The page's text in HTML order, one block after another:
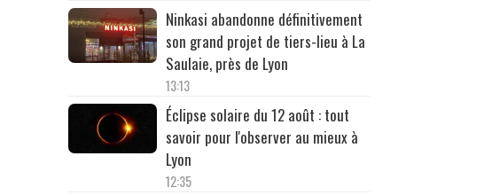
Ninkasi abandonne définitivement
son grand projet de tiers-lieu à La
Saulaie, près de Lyon
13:13
Éclipse solaire du 12 août : tout
savoir pour l'observer au mieux à
Lyon
12:35